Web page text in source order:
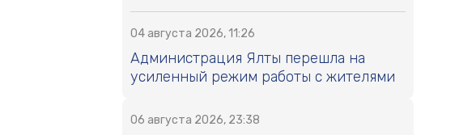
04 августа 2026, 11:26
Администрация Ялты перешла на
усиленный режим работы с жителями
06 августа 2026, 23:38